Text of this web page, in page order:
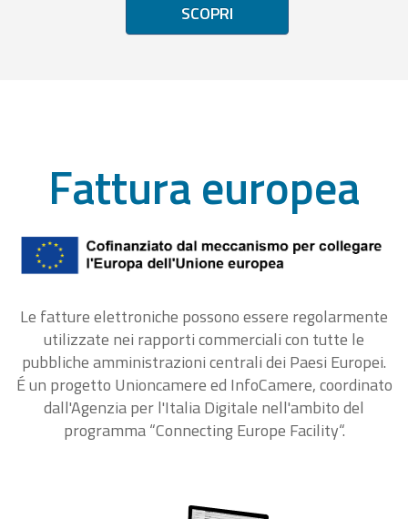
SCOPRI
Fattura europea
Le fatture elettroniche possono essere regolarmente
utilizzate nei rapporti commerciali con tutte le
pubbliche amministrazioni centrali dei Paesi Europei.
É un progetto Unioncamere ed InfoCamere, coordinato
dall'Agenzia per l'Italia Digitale nell'ambito del
programma “Connecting Europe Facility“.